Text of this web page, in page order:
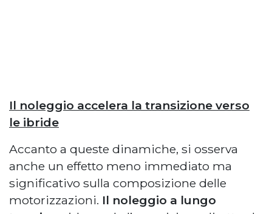
Il noleggio accelera la transizione verso
le ibride
Accanto a queste dinamiche, si osserva
anche un effetto meno immediato ma
significativo sulla composizione delle
motorizzazioni. Il noleggio a lungo